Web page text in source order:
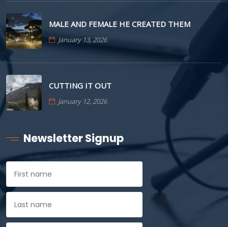
MALE AND FEMALE HE CREATED THEM
January 13, 2026
CUTTING IT OUT
January 12, 2026
Newsletter Signup